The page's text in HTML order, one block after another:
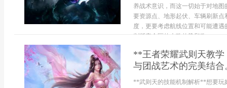
养战术意识，而这一切始于对地
要资源点、地形起伏、车辆刷新
度，更要考虑航线位置和可能遭
判断安全区的大致趋势和敌...
**王者荣耀武则天教
与团战艺术的完美结
**武则天的技能机制解析**想要玩